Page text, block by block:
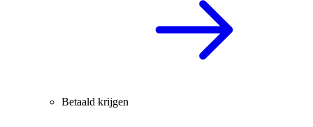
Betaald krijgen